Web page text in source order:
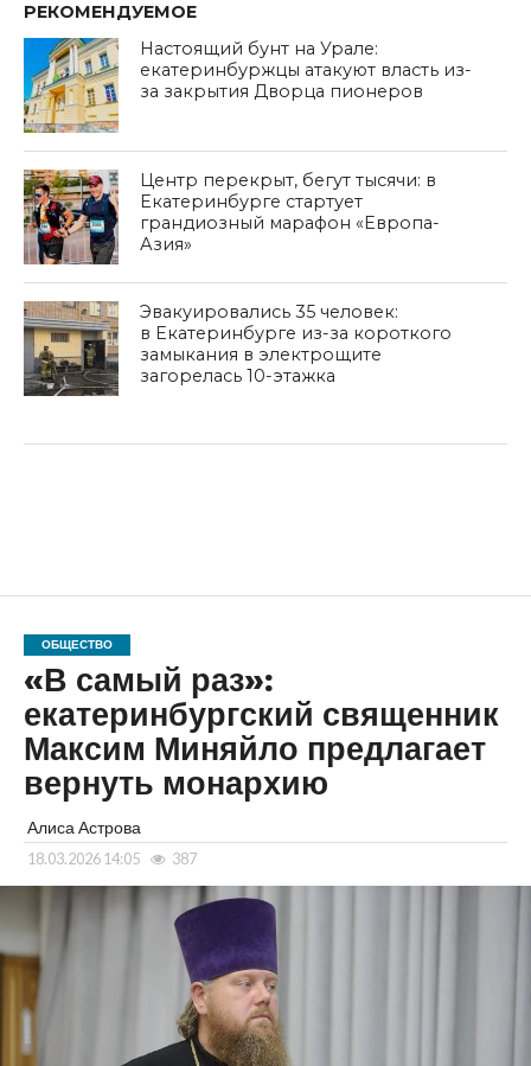
РЕКОМЕНДУЕМОЕ
Настоящий бунт на Урале:
екатеринбуржцы атакуют власть из-
за закрытия Дворца пионеров
Центр перекрыт, бегут тысячи: в
Екатеринбурге стартует
грандиозный марафон «Европа-
Азия»
Эвакуировались 35 человек:
в Екатеринбурге из-за короткого
замыкания в электрощите
загорелась 10-этажка
ОБЩЕСТВО
«В самый раз»:
екатеринбургский священник
Максим Миняйло предлагает
вернуть монархию
Алиса Астрова
18.03.2026 14:05 387